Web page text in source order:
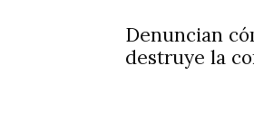
Denuncian
destruye la